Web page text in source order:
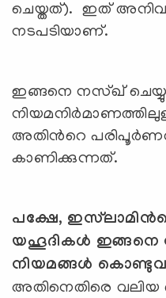
ചെയ്തത്). ഇത്
നടപടിയാണ്.
ഇങ്ങനെ നസ്ഖ്
അതിന്‍റെ
കാണിക്കുന്നത്.
പക്ഷേ,
യഹൂദികള്‍
നിയമങ്ങള്‍
അതിനെതിരെ വലിയ